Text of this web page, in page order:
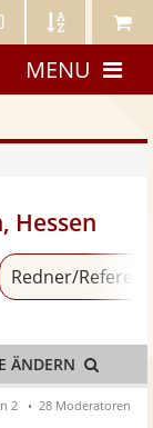
Künstler Meine
MENU
Hessen
Redner/Referent
ÄNDERN
2 28 Moderatoren